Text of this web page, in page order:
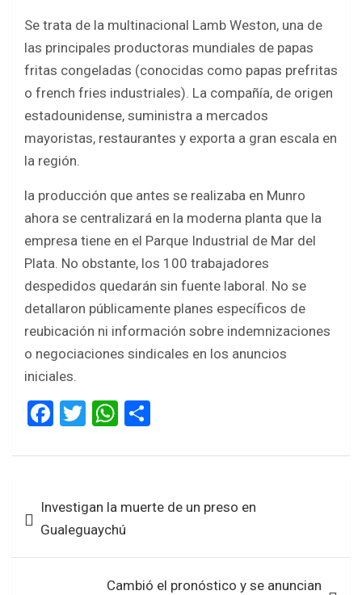
Se trata de la multinacional Lamb Weston, una de
las principales productoras mundiales de papas
fritas congeladas (conocidas como papas prefritas
o french fries industriales). La compañía, de origen
estadounidense, suministra a mercados
mayoristas, restaurantes y exporta a gran escala en
la región.
la producción que antes se realizaba en Munro
ahora se centralizará en la moderna planta que la
empresa tiene en el Parque Industrial de Mar del
Plata. No obstante, los 100 trabajadores
despedidos quedarán sin fuente laboral. No se
detallaron públicamente planes específicos de
reubicación ni información sobre indemnizaciones
o negociaciones sindicales en los anuncios
iniciales.
F
ce
o
o
k
T
tt
W
at
A
p
p
ar
de
entradas
Investigan la muerte de un preso en
Gualeguaychú
Cambió el pronóstico y se anuncian